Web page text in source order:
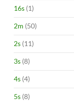
16s (1)
2m (50)
2s (11)
3s (8)
4s (4)
5s (8)